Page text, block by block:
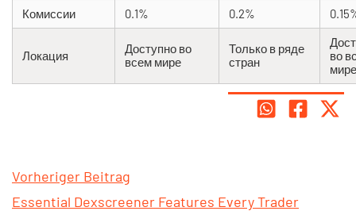
Комиссии 0.1% 0.2%
Локация
Доступно во
всем мире
Только в ряде
стран
во
мире
Vorheriger Beitrag
Essential Dexscreener Features Every Trader